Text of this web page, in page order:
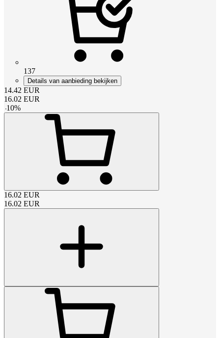
137
Details van aanbieding bekijken
14.42 EUR
16.02 EUR
-10%
16.02 EUR
16.02 EUR